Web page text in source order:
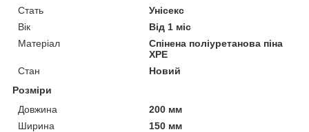
Стать
Унісекс
Вік
Від 1 міс
Матеріал
Спінена поліуретанова піна
ХРЕ
Стан
Новий
Розміри
Довжина
200 мм
Ширина
150 мм